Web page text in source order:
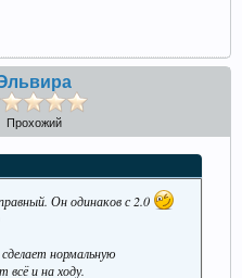
Прохожий
Он одинаков с 2.0
нормальную
всё и на ходу.